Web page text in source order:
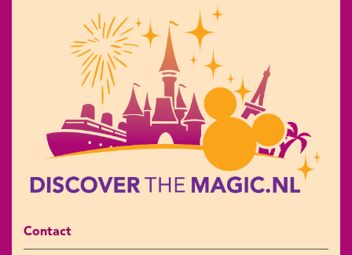
Contact